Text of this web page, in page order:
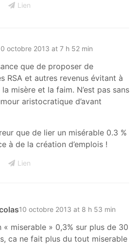
Lien
octobre 2013 at 7 h 52 min
que de proposer de
RSA et autres revenus évitant à
misère et la faim. N’est pas sans
aristocratique d’avant
que de lier un misérable 0.3 %
à de la création d’emplois !
Lien
10 octobre 2013 at 8 h 53 min
« miserable » 0,3% sur plus de 30
ca ne fait plus du tout miserable